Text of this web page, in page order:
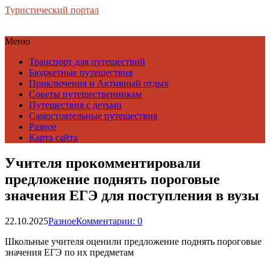
Туристический портал
Меню
Транспорт для путешествий
Бюджетные путешествия
Приключения и Активный отдых
Советы путешественникам
Путешествия с детьми
Самостоятельные путешествия
Разное
Карта сайта
Учителя прокомментировали
предложение поднять пороговые
значения ЕГЭ для поступления в вузы
22.10.2025РазноеКомментарии: 0
Школьные учителя оценили предложение поднять пороговые
значения ЕГЭ по их предметам